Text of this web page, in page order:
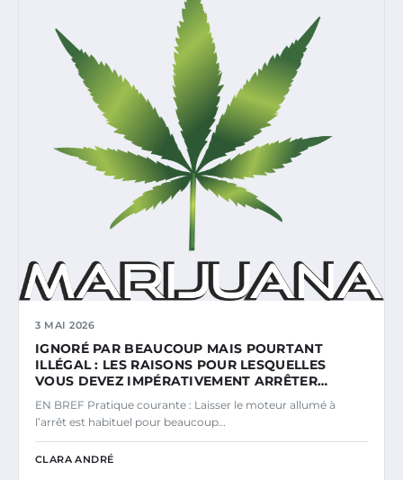
3 MAI 2026
IGNORÉ PAR BEAUCOUP MAIS POURTANT
ILLÉGAL : LES RAISONS POUR LESQUELLES
VOUS DEVEZ IMPÉRATIVEMENT ARRÊTER…
EN BREF Pratique courante : Laisser le moteur allumé à
l’arrêt est habituel pour beaucoup…
CLARA ANDRÉ